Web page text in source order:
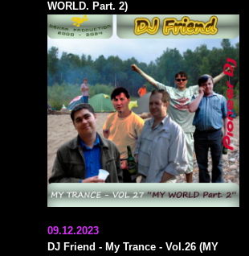
WORLD. Part. 2)
09.12.2023
DJ Friend - My Trance - Vol.26 (MY